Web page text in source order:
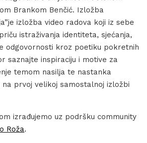
Brankom Benčić. Izložba
izložba video radova koji iz sebe
istraživanja identiteta, sjećanja,
odgovornosti kroz poetiku pokretnih
saznajte inspiraciju i motive za
temom nasilja te nastanka
prvoj velikoj samostalnoj izložbi
izrađujemo uz podršku community
Roža.